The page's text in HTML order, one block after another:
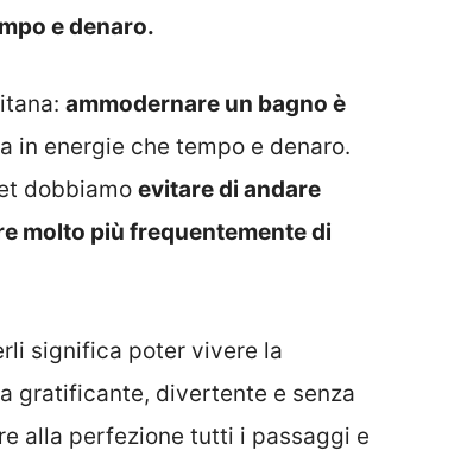
e denaro.
ammodernare un bagno è
in energie che tempo e denaro.
dobbiamo evitare di andare
molto più frequentemente di
significa poter vivere la
gratificante, divertente e senza
alla perfezione tutti i passaggi e